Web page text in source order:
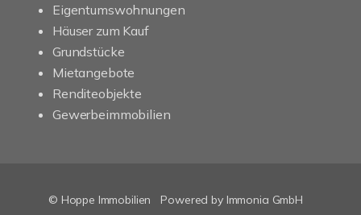
Eigentumswohnungen
Häuser zum Kauf
Grundstücke
Mietangebote
Renditeobjekte
Gewerbeimmobilien
© Hoppe Immobilien Powered by Immonia GmbH